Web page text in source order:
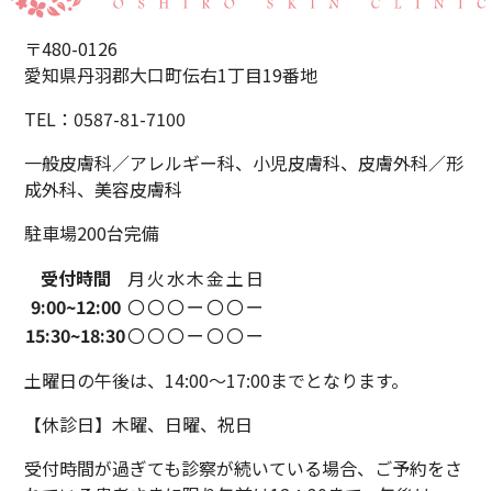
〒480-0126
愛知県丹羽郡大口町伝右1丁目19番地
TEL：0587-81-7100
一般皮膚科／アレルギー科、小児皮膚科、 皮膚外科／形
成外科、美容皮膚科
駐車場200台完備
受付時間
月 火水木金土 日
9:00~12:00 〇〇〇ー〇〇ー
15:30~18:30〇〇〇ー〇〇ー
土曜日の午後は、14:00〜17:00までとなります。
【休診日】木曜、日曜、祝日
受付時間が過ぎても診察が続いている場合、ご予約をさ